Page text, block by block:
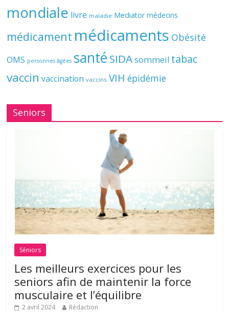
mondiale livre maladie Mediator médecins
médicament médicaments Obésité
OMS personnes âgées santé SIDAsommeil tabac
vaccin vaccination vaccins VIH épidémie
Seniors
Séniors
Les meilleurs exercices pour les
seniors afin de maintenir la force
musculaire et l’équilibre
2 avril 2024 Rédaction